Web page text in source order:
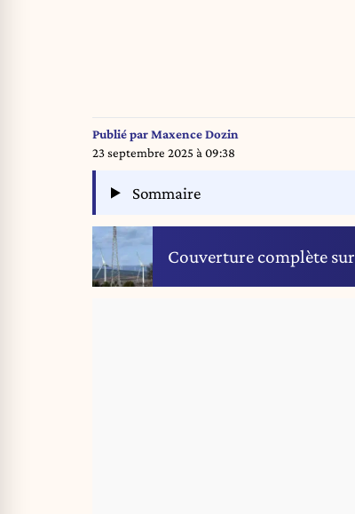
Publié parMaxence Dozin
23 septembre 2025 à 09:38
Sommaire
Couverture complète sur